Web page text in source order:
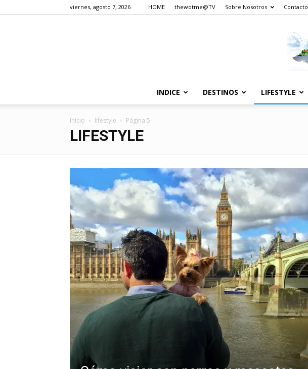
viernes, agosto 7, 2026 HOME thewotme@TV Sobre Nosotros Contacto
INDICE DESTINOS LIFESTYLE
Inicio lifestyle Página 5
LIFESTYLE